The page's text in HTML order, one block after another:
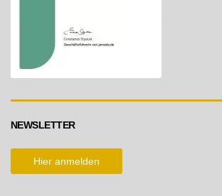
NEWSLETTER
Hier anmelden